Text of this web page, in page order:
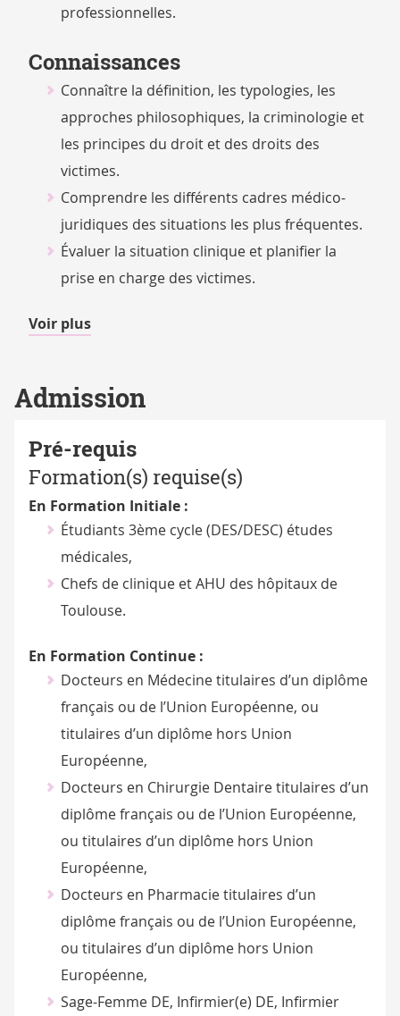
professionnelles.
Connaissances
Connaître la définition, les typologies, les
approches philosophiques, la criminologie et
les principes du droit et des droits des
victimes.
Comprendre les différents cadres médico-
juridiques des situations les plus fréquentes.
Évaluer la situation clinique et planifier la
prise en charge des victimes.
Voir plusde
Admission
Pré-requis
Formation(s) requise(s)
En Formation Initiale :
Étudiants 3ème cycle (DES/DESC) études
médicales,
Chefs de clinique et AHU des hôpitaux de
Toulouse.
En Formation Continue :
Docteurs en Médecine titulaires d’un diplôme
français ou de l’Union Européenne, ou
titulaires d’un diplôme hors Union
Européenne,
Docteurs en Chirurgie Dentaire titulaires d’un
diplôme français ou de l’Union Européenne,
ou titulaires d’un diplôme hors Union
Européenne,
Docteurs en Pharmacie titulaires d’un
diplôme français ou de l’Union Européenne,
ou titulaires d’un diplôme hors Union
Européenne,
Sage-Femme DE, Infirmier(e) DE, Infirmier